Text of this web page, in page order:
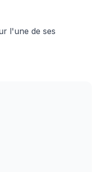
l'une de ses